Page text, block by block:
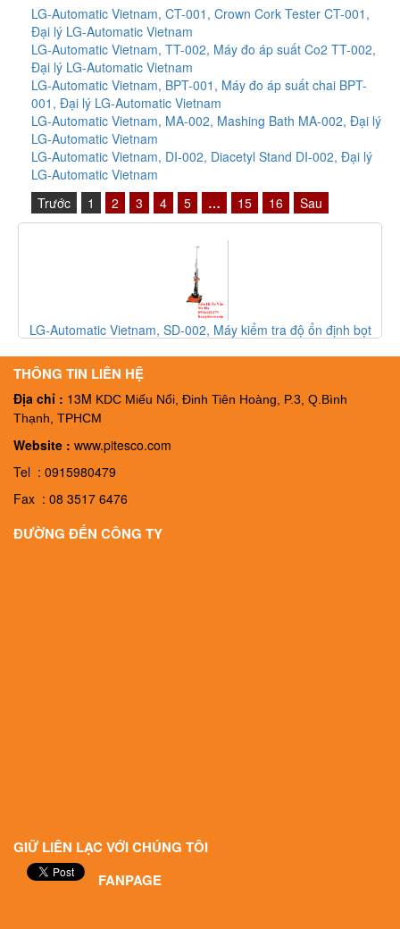
LG-Automatic Vietnam, CT-001, Crown Cork Tester CT-001,
Đại lý LG-Automatic Vietnam
LG-Automatic Vietnam, TT-002, Máy đo áp suất Co2 TT-002,
Đại lý LG-Automatic Vietnam
LG-Automatic Vietnam, BPT-001, Máy đo áp suất chai BPT-
001, Đại lý LG-Automatic Vietnam
LG-Automatic Vietnam, MA-002, Mashing Bath MA-002, Đại lý
LG-Automatic Vietnam
LG-Automatic Vietnam, DI-002, Diacetyl Stand DI-002, Đại lý
LG-Automatic Vietnam
Trước
1 2 3 4 5 … 15 16 Sau
định bọt
LG-Automatic Vietnam, FT-003, Thiết bị kiểm tra độ
THÔNG TIN LIÊN HỆ
Địa chỉ : 13M KDC Miếu Nổi, Đinh Tiên Hoàng, P.3, Q.Bình
Thạnh, TPHCM
Website : www.pitesco.com
Tel : 0915980479
Fax : 08 3517 6476
ĐƯỜNG ĐẾN CÔNG TY
GIỮ LIÊN LẠC VỚI CHÚNG TÔI
FANPAGE